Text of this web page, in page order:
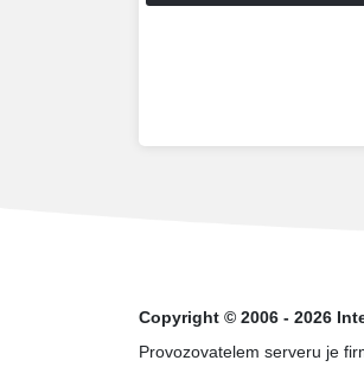
Copyright © 2006 - 2026
Provozovatelem serveru je